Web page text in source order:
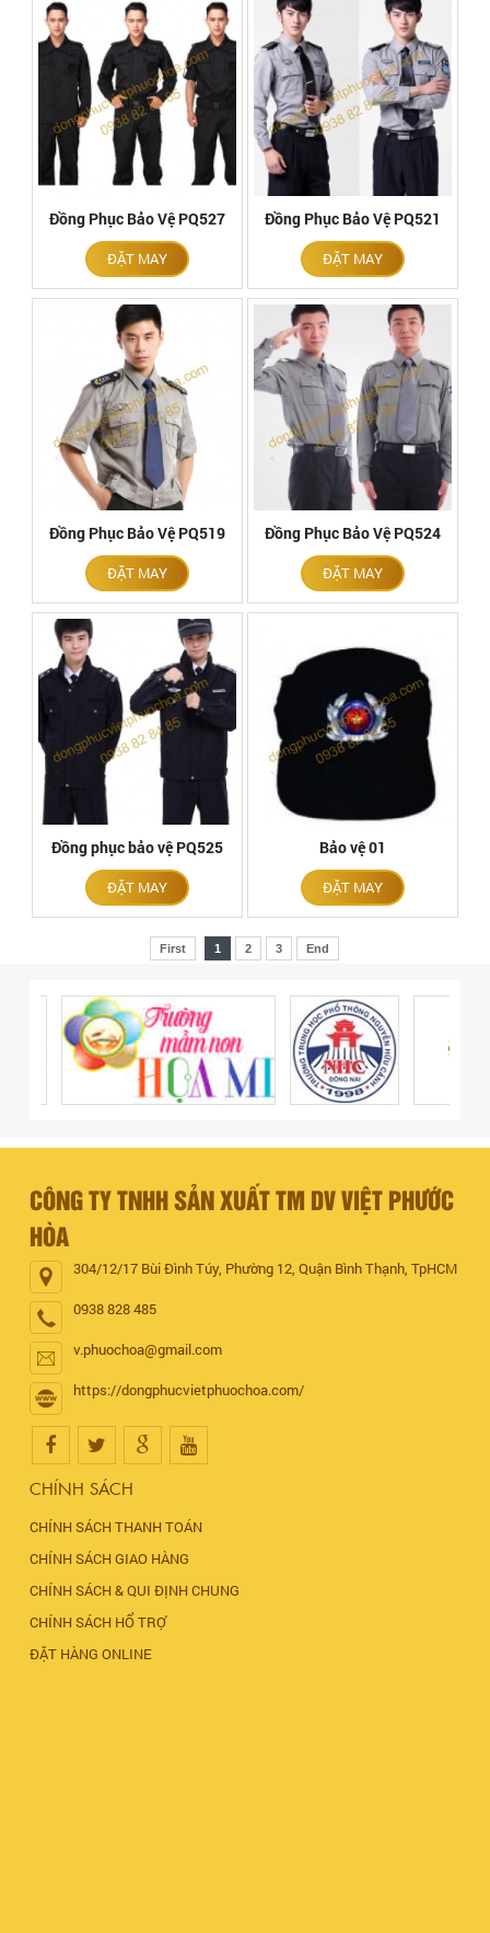
Đồng Phục Bảo Vệ PQ527
ĐẶT MAY
Đồng Phục Bảo Vệ PQ521
ĐẶT MAY
Đồng Phục Bảo Vệ PQ519
ĐẶT MAY
Đồng Phục Bảo Vệ PQ524
ĐẶT MAY
Đồng phục bảo vệ PQ525
ĐẶT MAY
Bảo vệ 01
ĐẶT MAY
First 1 2 3 End
CÔNG TY TNHH SẢN XUẤT TM DV VIỆT PHƯỚC
HÒA
304/12/17 Bùi Đình Túy, Phường 12, Quận Bình Thạnh, TpHCM
0938 828 485
v.phuochoa@gmail.com
https://dongphucvietphuochoa.com/
CHÍNH SÁCH
CHÍNH SÁCH THANH TOÁN
CHÍNH SÁCH GIAO HÀNG
CHÍNH SÁCH & QUI ĐỊNH CHUNG
CHÍNH SÁCH HỔ TRỢ
ĐẶT HÀNG ONLINE